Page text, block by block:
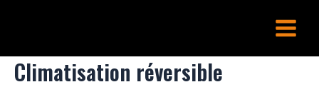
Menu
Climatisation réversible